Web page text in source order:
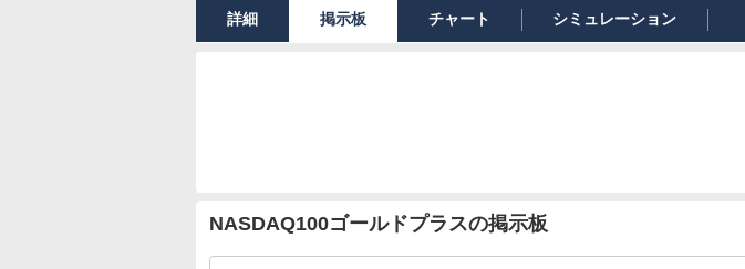
詳細 掲示板 チャート シミュレーション
NASDAQ100ゴールドプラスの掲示板